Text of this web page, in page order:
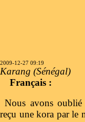
2009-12-27 09:19
Karang (Sénégal)
Français :
Nous avons
reçu une kora par le